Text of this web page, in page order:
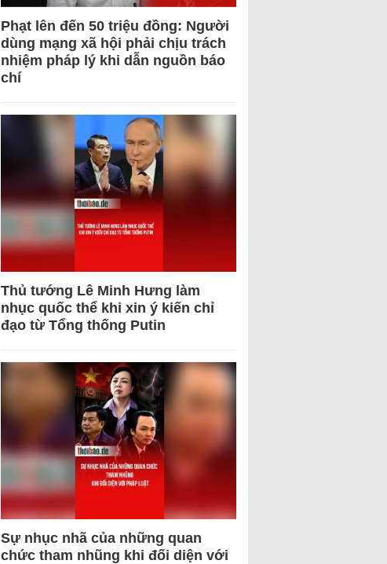
Phạt lên đến 50 triệu đồng: Người
dùng mạng xã hội phải chịu trách
nhiệm pháp lý khi dẫn nguồn báo
chí
Thủ tướng Lê Minh Hưng làm
nhục quốc thể khi xin ý kiến chỉ
đạo từ Tổng thống Putin
Sự nhục nhã của những quan
chức tham nhũng khi đối diện với